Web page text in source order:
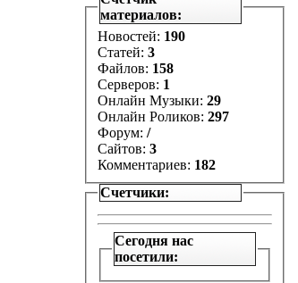
материалов:
Новостей: 190
Статей: 3
Файлов: 158
Серверов: 1
Онлайн Музыки: 29
Онлайн Роликов: 297
Форум: /
Сайтов: 3
Комментариев: 182
Счетчики:
Сегодня нас
посетили: